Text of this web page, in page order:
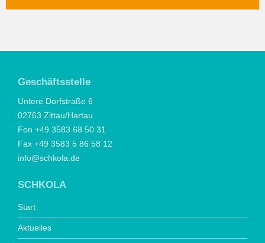
Geschäftsstelle
Untere Dorfstraße 6
02763 Zittau/Hartau
Fon +49 3583 68 50 31
Fax +49 3583 5 86 58 12
info@schkola.de
SCHKOLA
Start
Aktuelles